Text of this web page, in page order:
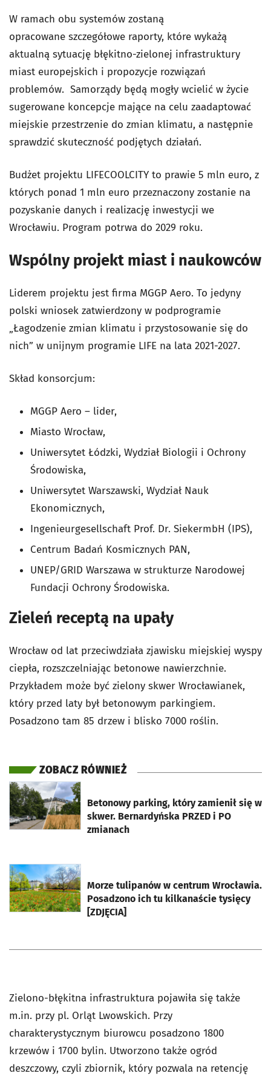
W ramach obu systemów zostaną
opracowane szczegółowe raporty, które wykażą
aktualną sytuację błękitno-zielonej infrastruktury
miast europejskich i propozycje rozwiązań
problemów. Samorządy będą mogły wcielić w życie
sugerowane koncepcje mające na celu zaadaptować
miejskie przestrzenie do zmian klimatu, a następnie
sprawdzić skuteczność podjętych działań.
Budżet projektu LIFECOOLCITY to prawie 5 mln euro, z
których ponad 1 mln euro przeznaczony zostanie na
pozyskanie danych i realizację inwestycji we
Wrocławiu. Program potrwa do 2029 roku.
Wspólny projekt miast i naukowców
Liderem projektu jest firma MGGP Aero. To jedyny
polski wniosek zatwierdzony w podprogramie
„Łagodzenie zmian klimatu i przystosowanie się do
nich” w unijnym programie LIFE na lata 2021-2027.
Skład konsorcjum:
MGGP Aero – lider,
Miasto Wrocław,
Uniwersytet Łódzki, Wydział Biologii i Ochrony
Środowiska,
Uniwersytet Warszawski, Wydział Nauk
Ekonomicznych,
Ingenieurgesellschaft Prof. Dr. SiekermbH (IPS),
Centrum Badań Kosmicznych PAN,
UNEP/GRID Warszawa w strukturze Narodowej
Fundacji Ochrony Środowiska.
Zieleń receptą na upały
Wrocław od lat przeciwdziała zjawisku miejskiej wyspy
ciepła, rozszczelniając betonowe nawierzchnie.
Przykładem może być zielony skwer Wrocławianek,
który przed laty był betonowym parkingiem.
Posadzono tam 85 drzew i blisko 7000 roślin.
ZOBACZ RÓWNIEŻ
Betonowy parking, który zamienił się w
skwer. Bernardyńska PRZED i PO
zmianach
otworzy się w nowej karcie
Morze tulipanów w centrum Wrocławia.
Posadzono ich tu kilkanaście tysięcy
[ZDJĘCIA]
otworzy się w nowej karcie
Zielono-błękitna infrastruktura pojawiła się także
m.in. przy pl. Orląt Lwowskich. Przy
charakterystycznym biurowcu posadzono 1800
krzewów i 1700 bylin. Utworzono także ogród
deszczowy, czyli zbiornik, który pozwala na retencję